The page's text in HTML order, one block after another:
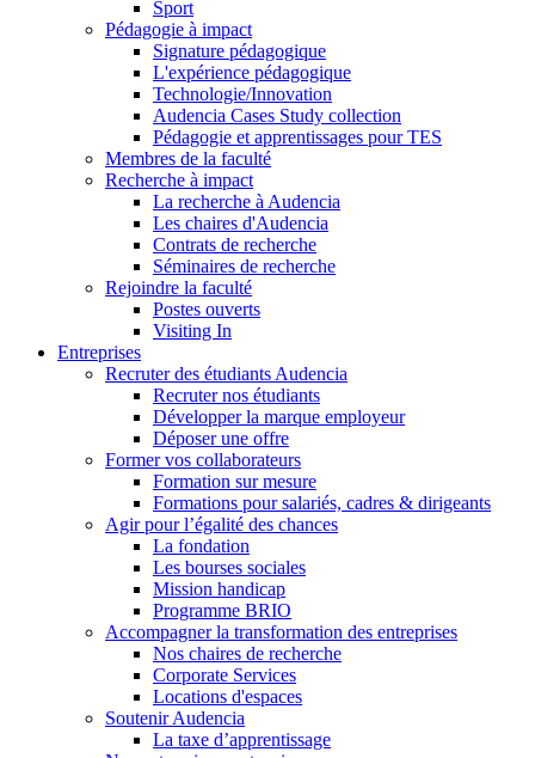
Sport
Pédagogie à impact
Signature pédagogique
L'expérience pédagogique
Technologie/Innovation
Audencia Cases Study collection
Pédagogie et apprentissages pour TES
Membres de la faculté
Recherche à impact
La recherche à Audencia
Les chaires d'Audencia
Contrats de recherche
Séminaires de recherche
Rejoindre la faculté
Postes ouverts
Visiting In
Entreprises
Recruter des étudiants Audencia
Recruter nos étudiants
Développer la marque employeur
Déposer une offre
Former vos collaborateurs
Formation sur mesure
Formations pour salariés, cadres & dirigeants
Agir pour l’égalité des chances
La fondation
Les bourses sociales
Mission handicap
Programme BRIO
Accompagner la transformation des entreprises
Nos chaires de recherche
Corporate Services
Locations d'espaces
Soutenir Audencia
La taxe d’apprentissage